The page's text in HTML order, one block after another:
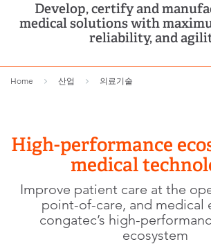
Develop, certify and
medical solutions with
reliability, and
Home 산업 의료기술
High-performance
medical
Improve patient care at the
point-of-care, and medical
congatec’s high-
ecosystem